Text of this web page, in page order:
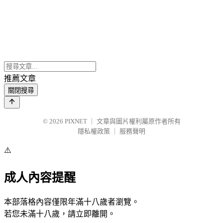
推薦文章
關閉搜尋
© 2026 PIXNET
文章與圖片權利屬原作者所有
隱私權政策
服務聲明
⚠️
成人內容提醒
本部落格內容僅限年滿十八歲者瀏覽。
若您未滿十八歲，請立即離開。